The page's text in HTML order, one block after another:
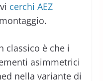
cerchi AEZ
classico è che i
asimmetrici
nella variante di